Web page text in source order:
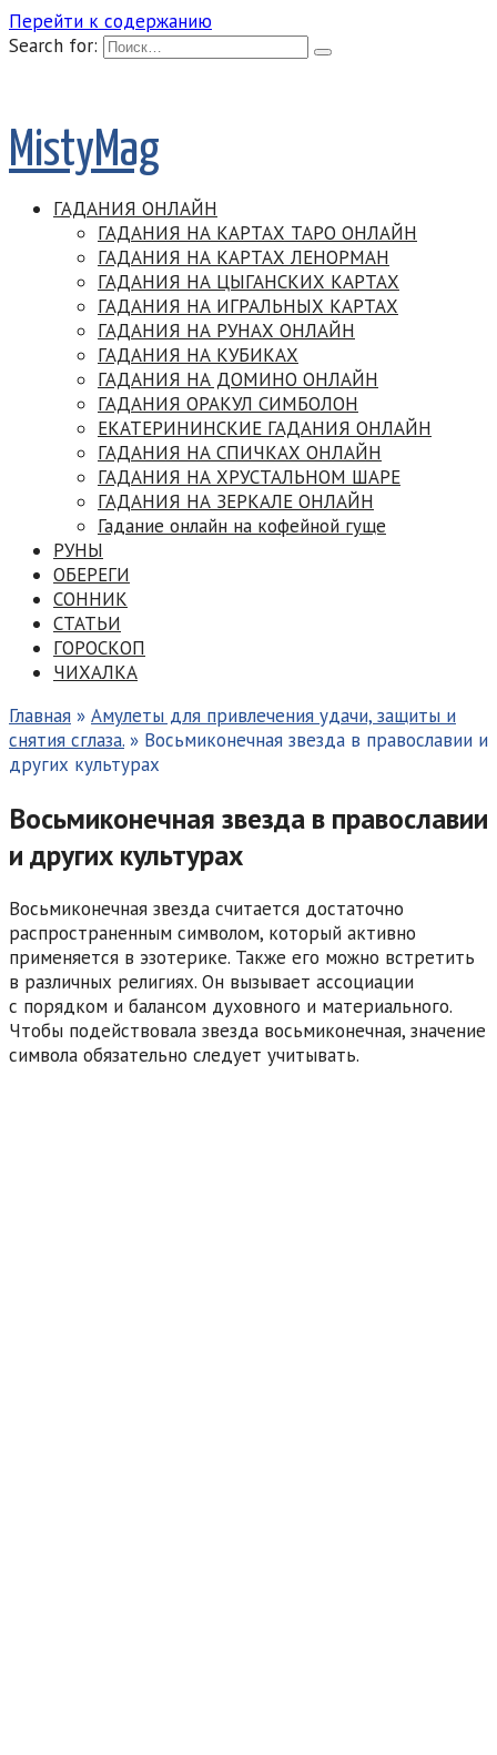
Перейти к содержанию
Search for:
MistyMag
ГАДАНИЯ ОНЛАЙН
ГАДАНИЯ НА КАРТАХ ТАРО ОНЛАЙН
ГАДАНИЯ НА КАРТАХ ЛЕНОРМАН
ГАДАНИЯ НА ЦЫГАНСКИХ КАРТАХ
ГАДАНИЯ НА ИГРАЛЬНЫХ КАРТАХ
ГАДАНИЯ НА РУНАХ ОНЛАЙН
ГАДАНИЯ НА КУБИКАХ
ГАДАНИЯ НА ДОМИНО ОНЛАЙН
ГАДАНИЯ ОРАКУЛ СИМБОЛОН
ЕКАТЕРИНИНСКИЕ ГАДАНИЯ ОНЛАЙН
ГАДАНИЯ НА СПИЧКАХ ОНЛАЙН
ГАДАНИЯ НА ХРУСТАЛЬНОМ ШАРЕ
ГАДАНИЯ НА ЗЕРКАЛЕ ОНЛАЙН
Гадание онлайн на кофейной гуще
РУНЫ
ОБЕРЕГИ
СОННИК
СТАТЬИ
ГОРОСКОП
ЧИХАЛКА
Главная » Амулеты для привлечения удачи, защиты и
снятия сглаза. » Восьмиконечная звезда в православии и
других культурах
Восьмиконечная звезда в православии
и других культурах
Восьмиконечная звезда считается достаточно
распространенным символом, который активно
применяется в эзотерике. Также его можно встретить
в различных религиях. Он вызывает ассоциации
с порядком и балансом духовного и материального.
Чтобы подействовала звезда восьмиконечная, значение
символа обязательно следует учитывать.